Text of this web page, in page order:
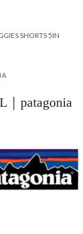
SHORTS 5IN
｜patagonia